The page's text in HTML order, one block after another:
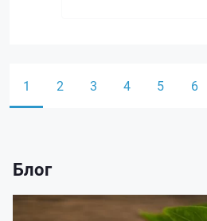
1 2 3 4 5 6
Блог